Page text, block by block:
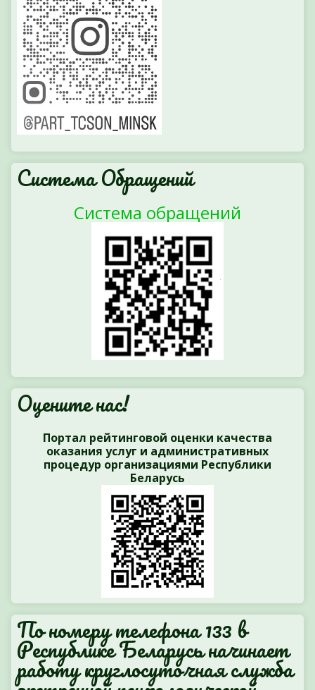
Система Обращений
Система обращений
Оцените нас!
Портал рейтинговой оценки качества
оказания услуг и административных
процедур организациями Республики
Беларусь
По номеру телефона 133 в
Республике Беларусь начинает
работу круглосуточная служба